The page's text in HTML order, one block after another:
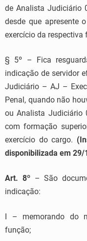
de Analista Judiciário
desde que apresente
exercício da
§ 5º – Fica
indicação de servidor
Judiciário – AJ –
Penal, quando não
ou Analista Judiciário
com formação
exercício do cargo.
disponibilizada em 29/
Art. 8º – São
indicação:
I – memorando do
função;